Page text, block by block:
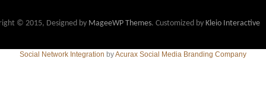
© 2015, Designed by MageeWP Themes. Customized by Kleio Interactive
Social Network Integration byAcurax Social Media Branding Company